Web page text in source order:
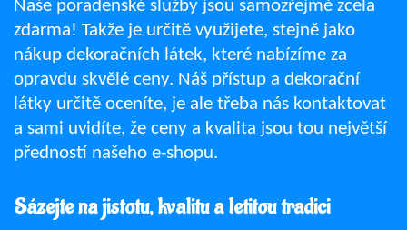
Naše poradenské služby jsou samozřejmě zcela
zdarma! Takže je určitě využijete, stejně jako
nákup dekoračních látek, které nabízíme za
opravdu skvělé ceny. Náš přístup a dekorační
látky určitě oceníte, je ale třeba nás kontaktovat
a sami uvidíte, že ceny a kvalita jsou tou největší
předností našeho e-shopu.
Sázejte na jistotu, kvalitu a letitou tradici